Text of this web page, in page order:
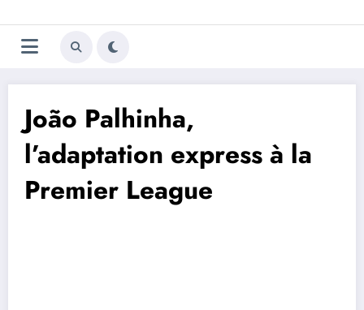
au
contenu
Trivela
L'actualité du football
João Palhinha,
l’adaptation express à la
Premier League